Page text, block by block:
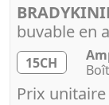
buvable en
15CH
Prix unitaire